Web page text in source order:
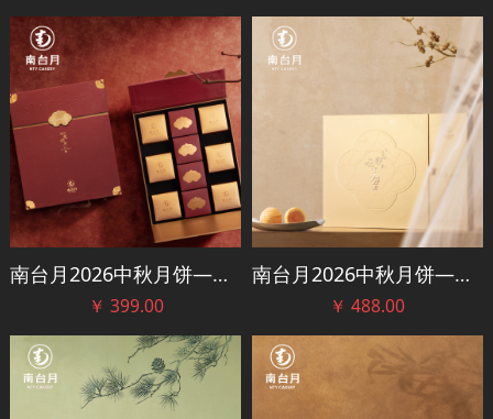
南台月2026中秋月饼——如意守月礼盒
￥ 399.00
南台月2026中秋月饼——影花邀月礼盒
￥ 488.00